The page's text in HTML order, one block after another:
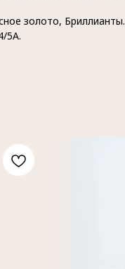
золото, Бриллианты.
5А.